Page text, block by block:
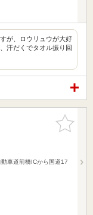
が、ロウリュウが大好
汗だくでタオル振り回
お気に入
りに追加
車道前橋ICから国道17